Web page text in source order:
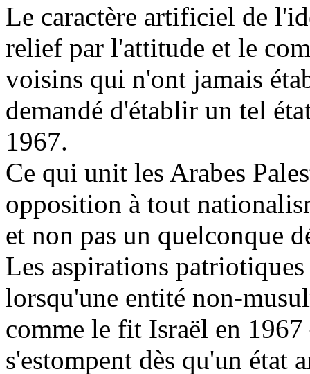
Le caractère artificiel de
relief par l'attitude et le
voisins qui n'ont jamais
demandé d'établir un tel
1967.
Ce qui unit les Arabes
opposition à tout
et non pas un quelconque
Les aspirations
lorsqu'une entité non-
comme le fit Israël en
s'estompent dès qu'un état